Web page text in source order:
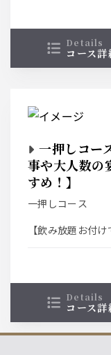
↓おすすめプラス
泳ぎイカ増量
えます）
カツオ増量⇒1300
ます）
【もう一品何か
お料理の追加など
とスムーズです！
details
コース
一押しコー
事や大人数の
すめ！】
一押しコース
【飲み放題お付け
クーポンご利用
↓おすすめプラス
【コースのイカ
details
コース